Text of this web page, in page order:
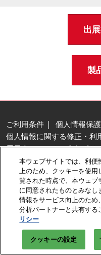
出
製
ご利用条件
個人情報保
個人情報に関する修正・利
展示会・セミナー参加ポリ
クッキーの設定
Copyright © RX Japan GK
本ウェブサイトでは、利便
上のため、クッキーを使
覧された時点で、本ウェブ
に同意されたものとみな
情報をサービス向上のため
分析パートナーと共有する
リシー
クッキーの設定